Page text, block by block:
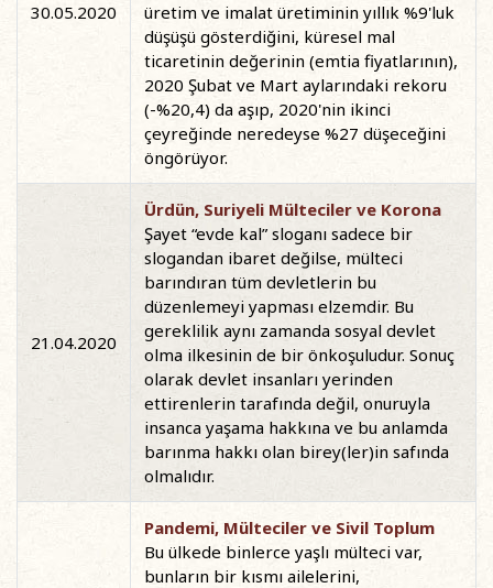
30.05.2020
üretim ve imalat üretiminin yıllık %9'luk
düşüşü gösterdiğini, küresel mal
ticaretinin değerinin (emtia fiyatlarının),
2020 Şubat ve Mart aylarındaki rekoru
(-%20,4) da aşıp, 2020'nin ikinci
çeyreğinde neredeyse %27 düşeceğini
öngörüyor.
21.04.2020
Ürdün, Suriyeli Mülteciler ve Korona
Şayet “evde kal” sloganı sadece bir
slogandan ibaret değilse, mülteci
barındıran tüm devletlerin bu
düzenlemeyi yapması elzemdir. Bu
gereklilik aynı zamanda sosyal devlet
olma ilkesinin de bir önkoşuludur. Sonuç
olarak devlet insanları yerinden
ettirenlerin tarafında değil, onuruyla
insanca yaşama hakkına ve bu anlamda
barınma hakkı olan birey(ler)in safında
olmalıdır.
Pandemi, Mülteciler ve Sivil Toplum
Bu ülkede binlerce yaşlı mülteci var,
bunların bir kısmı ailelerini,